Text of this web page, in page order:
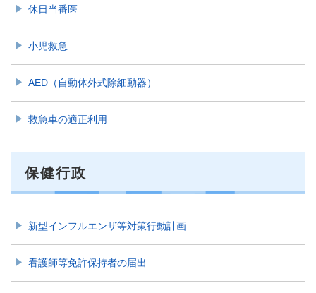
休日当番医
小児救急
AED（自動体外式除細動器）
救急車の適正利用
保健行政
新型インフルエンザ等対策行動計画
看護師等免許保持者の届出